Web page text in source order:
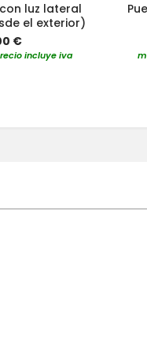
luz lateral
el exterior)
€
incluye iva